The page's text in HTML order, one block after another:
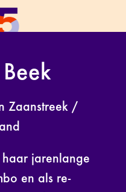
Zaanstreek /
haar jarenlange
en als re-